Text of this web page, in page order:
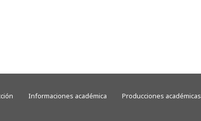
Informaciones académica Producciones académicas